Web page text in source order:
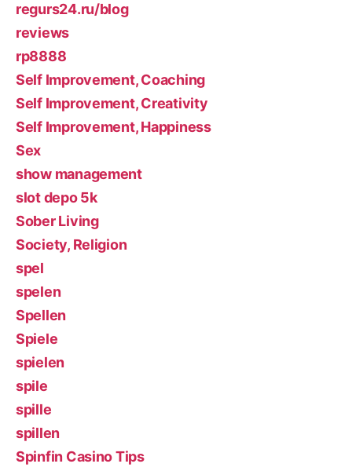
regurs24.ru/blog
reviews
rp8888
Self Improvement, Coaching
Self Improvement, Creativity
Self Improvement, Happiness
Sex
show management
slot depo 5k
Sober Living
Society, Religion
spel
spelen
Spellen
Spiele
spielen
spile
spille
spillen
Spinfin Casino Tips